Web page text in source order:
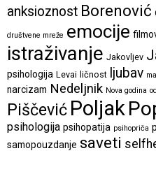
anksioznost Borenović
društvene mreže emocije
istraživanje Jakovljev
psihologija Levai ličnost ljubav
narcizam Nedeljnik Nova godina
Piščević Poljak
psihologija psihopatija psihopriča
samopouzdanje saveti